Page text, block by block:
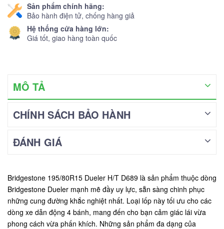
Sản phẩm chính hãng:
Bảo hành điện tử, chống hàng giả
Hệ thống cửa hàng lớn:
Giá tốt, giao hàng toàn quốc
MÔ TẢ
CHÍNH SÁCH BẢO HÀNH
ĐÁNH GIÁ
Bridgestone 195/80R15 Dueler H/T D689 là sản phẩm thuộc dòng
Bridgestone Dueler mạnh mẽ đầy uy lực, sẵn sàng chinh phục
những cung đường khắc nghiệt nhất. Loại lốp này tối ưu cho các
dòng xe dẫn động 4 bánh, mang đến cho bạn cảm giác lái vừa
phong cách vừa phấn khích. Những sản phẩm đa dạng của